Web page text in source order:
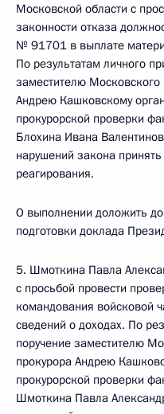
Московской области с
законности отказа
№ 91701 в выплате
По результатам личного
заместителю Московского
Андрею Кашковскому
прокурорской проверки
Блохина Ивана
нарушений закона
реагирования.
О выполнении доложить
подготовки доклада
5. Шмоткина Павла
с просьбой провести
командования войсковой
сведений о доходах. По
поручение заместителю
прокурора Андрею
прокурорской проверки
Шмоткина Павла